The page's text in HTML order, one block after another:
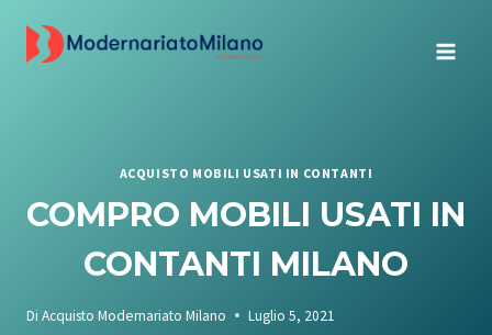
ACQUISTO MOBILI USATI IN CONTANTI
COMPRO MOBILI USATI IN
CONTANTI MILANO
Di Acquisto Modernariato Milano Luglio 5, 2021